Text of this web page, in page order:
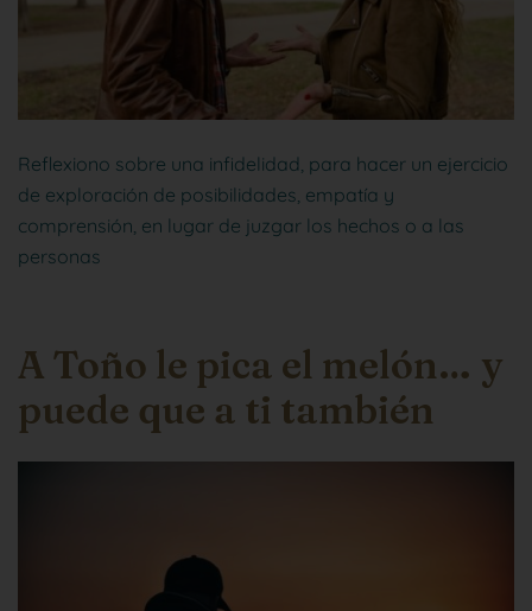
Reflexiono sobre una infidelidad, para hacer un ejercicio
de exploración de posibilidades, empatía y
comprensión, en lugar de juzgar los hechos o a las
personas
A Toño le pica el melón… y
puede que a ti también